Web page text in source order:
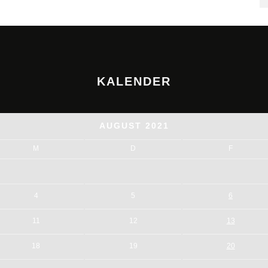
KALENDER
AUGUST 2021
M D F
5 6
11 12 13
18 19 20